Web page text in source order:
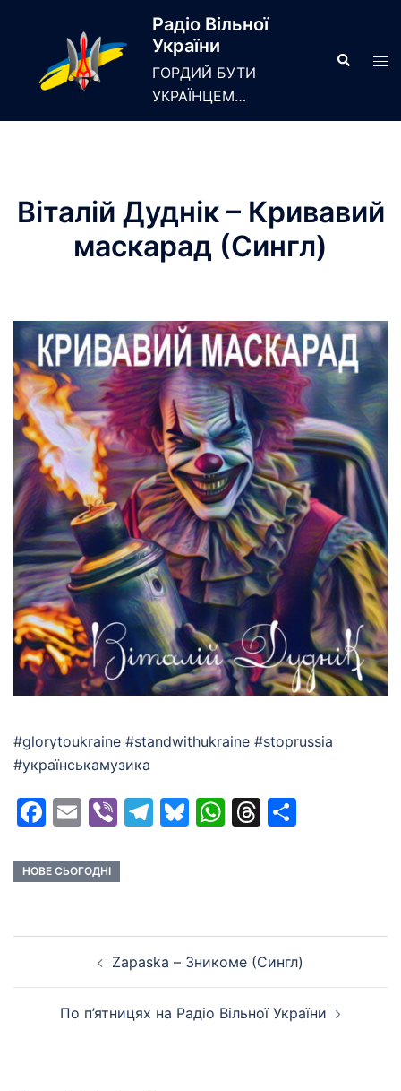
Радіо Вільної
України
ГОРДИЙ БУТИ
УКРАЇНЦЕМ…
Search
Віталій Дуднік – Кривавий
маскарад (Сингл)
#glorytoukraine #standwithukraine #stoprussia
#українськамузика
Facebook
EmailViberTelegram
Bluesky
WhatsApp
Threads
НОВЕ СЬОГОДНІ
navigationZapaska – Зникоме (Сингл)
По п’ятницях на Радіо Вільної України